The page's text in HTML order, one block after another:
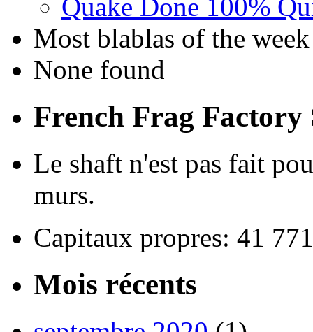
Quake Done 100%
Most blablas of the week
None found
French Frag Factory
Le shaft n'est pas fait
murs.
Capitaux propres: 41
Mois récents